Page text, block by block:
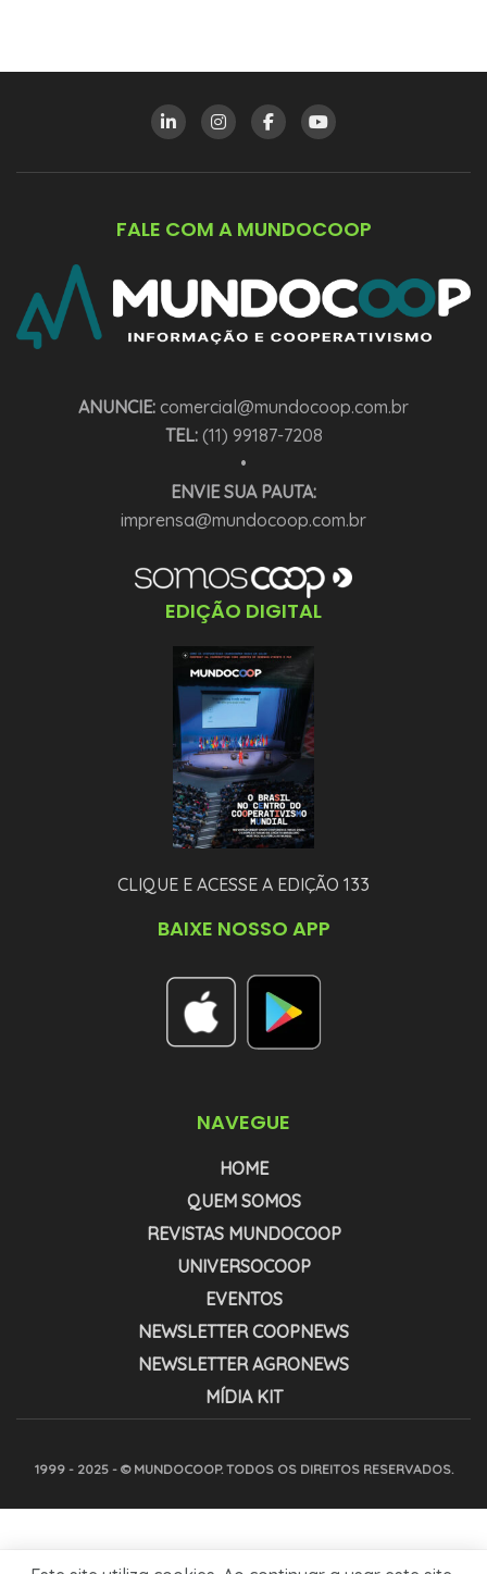
FALE COM A MUNDOCOOP
ANUNCIE: comercial@mundocoop.com.br
TEL:(11) 99187-7208
•
ENVIE SUA PAUTA:
imprensa@mundocoop.com.br
EDIÇÃO DIGITAL
CLIQUE E ACESSE A EDIÇÃO 133
BAIXE NOSSO APP
NAVEGUE
HOME
QUEM SOMOS
REVISTAS MUNDOCOOP
UNIVERSOCOOP
EVENTOS
NEWSLETTER COOPNEWS
NEWSLETTER AGRONEWS
MÍDIA KIT
1999 - 2025 - © MUNDOCOOP. TODOS OS DIREITOS RESERVADOS.